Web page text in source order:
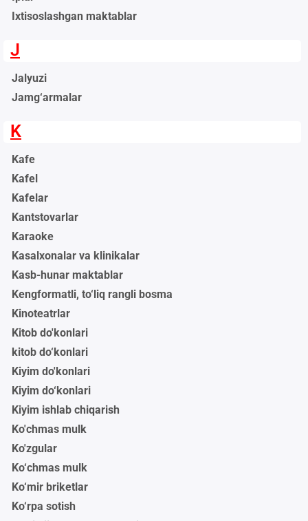
Ixtisoslashgan maktablar
J
Jalyuzi
Jamg‘armalar
K
Kafe
Kafel
Kafelar
Kantstovarlar
Karaoke
Kasalxonalar va klinikalar
Kasb-hunar maktablar
Kengformatli, to‘liq rangli bosma
Kinoteatrlar
Kitob do'konlari
kitob do‘konlari
Kiyim do'konlari
Kiyim do‘konlari
Kiyim ishlab chiqarish
Ko'chmas mulk
Ko'zgular
Ko‘chmas mulk
Ko‘mir briketlar
Ko‘rpa sotish